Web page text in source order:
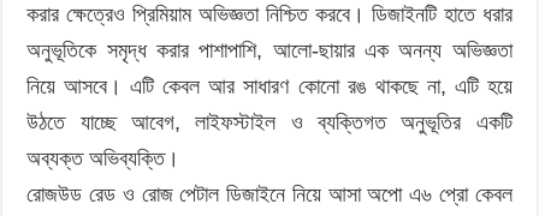
করার ক্ষেত্রেও প্রিমিয়াম অভিজ্ঞতা নিশ্চিত করবে। ডিজাইনটি হাতে ধরার
অনুভূতিকে সমৃদ্ধ করার পাশাপাশি, আলো-ছায়ার এক অনন্য অভিজ্ঞতা
নিয়ে আসবে। এটি কেবল আর সাধারণ কোনো রঙ থাকছে না, এটি হয়ে
উঠতে যাচ্ছে আবেগ, লাইফস্টাইল ও ব্যক্তিগত অনুভূতির একটি
অব্যক্ত অভিব্যক্তি।
রোজউড রেড ও রোজ পেটাল ডিজাইনে নিয়ে আসা অপো এ৬ প্রো কেবল